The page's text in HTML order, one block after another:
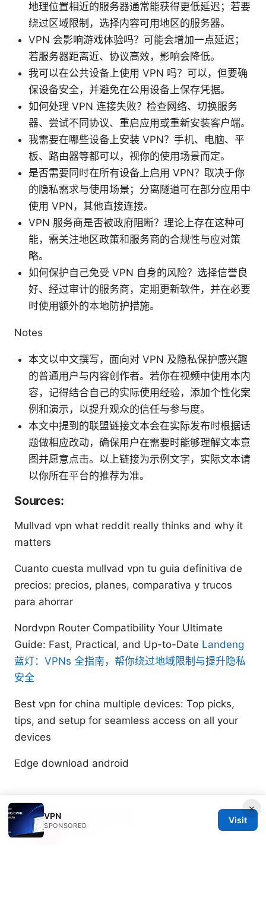
地理位置相近的服务器通常能获得更低延迟；若要
绕过区域限制，选择内容可用地区的服务器。
VPN 会影响游戏体验吗？可能会增加一点延迟；
若服务器距离近、协议高效，影响会降低。
我可以在公共设备上使用 VPN 吗？可以，但要确
保设备安全，并避免在公用设备上保存凭据。
如何处理 VPN 连接失败？检查网络、切换服务
器、尝试不同协议、重启应用或重新安装客户端。
我需要在哪些设备上安装 VPN？手机、电脑、平
板、路由器等都可以，视你的使用场景而定。
是否需要同时在所有设备上启用 VPN？取决于你
的隐私需求与使用场景；分离隧道可在部分应用中
使用 VPN，其他直接连接。
VPN 服务商是否被政府阻断？理论上存在这种可
能，需关注地区政策和服务商的合规性与应对策
略。
如何保护自己免受 VPN 自身的风险？选择信誉良
好、经过审计的服务商，定期更新软件，并在必要
时使用额外的本地防护措施。
Notes
本文以中文撰写，面向对 VPN 及隐私保护感兴趣
的普通用户与内容创作者。若你在视频中使用本内
容，记得结合自己的实际使用经验，添加个性化案
例和演示，以提升观众的信任与参与度。
本文中提到的联盟链接文本会在实际发布时根据话
题做相应改动，确保用户在需要时能够理解文本意
图并愿意点击。以上链接为示例文字，实际文本请
以你所在平台的推荐为准。
Sources:
Mullvad vpn what reddit really thinks and why it
matters
Cuanto cuesta mullvad vpn tu guia definitiva de
precios: precios, planes, comparativa y trucos
para ahorrar
Nordvpn Router Compatibility Your Ultimate
Guide: Fast, Practical, and Up-to-Date Landeng
蓝灯：VPNs 全指南，帮你绕过地域限制与提升隐私
安全
Best vpn for china multiple devices: Top picks,
tips, and setup for seamless access on all your
devices
Edge download android
Marcello writes about ad-blocking and secure
×
VPN
SPONSORED
Visit